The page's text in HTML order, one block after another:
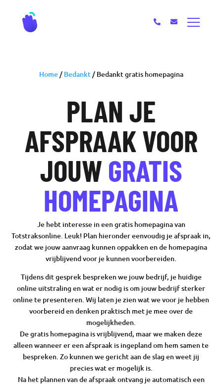
Home/ Bedankt/ Bedankt gratis homepagina
PLAN JE
AFSPRAAK VOOR
JOUWGRATIS
HOMEPAGINA
Je hebt interesse in een gratis homepagina van
Totstraksonline. Leuk! Plan hieronder eenvoudig je afspraak in,
zodat we jouw aanvraag kunnen oppakken en de homepagina
vrijblijvend voor je kunnen voorbereiden.
Tijdens dit gesprek bespreken we jouw bedrijf, je huidige
online uitstraling en wat er nodig is om jouw bedrijf sterker
online te presenteren. Wij laten je zien wat we voor je hebben
voorbereid en denken praktisch met je mee over de
mogelijkheden.
De gratis homepagina is vrijblijvend, maar we maken deze
alleen wanneer er een afspraak is ingepland om hem samen te
bespreken. Zo kunnen we gericht aan de slag en weet jij
precies wat er mogelijk is.
Na het plannen van de afspraak ontvang je automatisch een